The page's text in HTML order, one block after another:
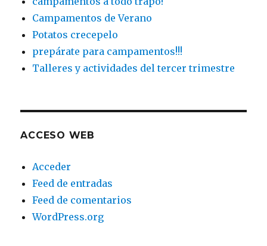
Campamentos de Verano
Potatos crecepelo
prepárate para campamentos!!!
Talleres y actividades del tercer trimestre
ACCESO WEB
Acceder
Feed de entradas
Feed de comentarios
WordPress.org